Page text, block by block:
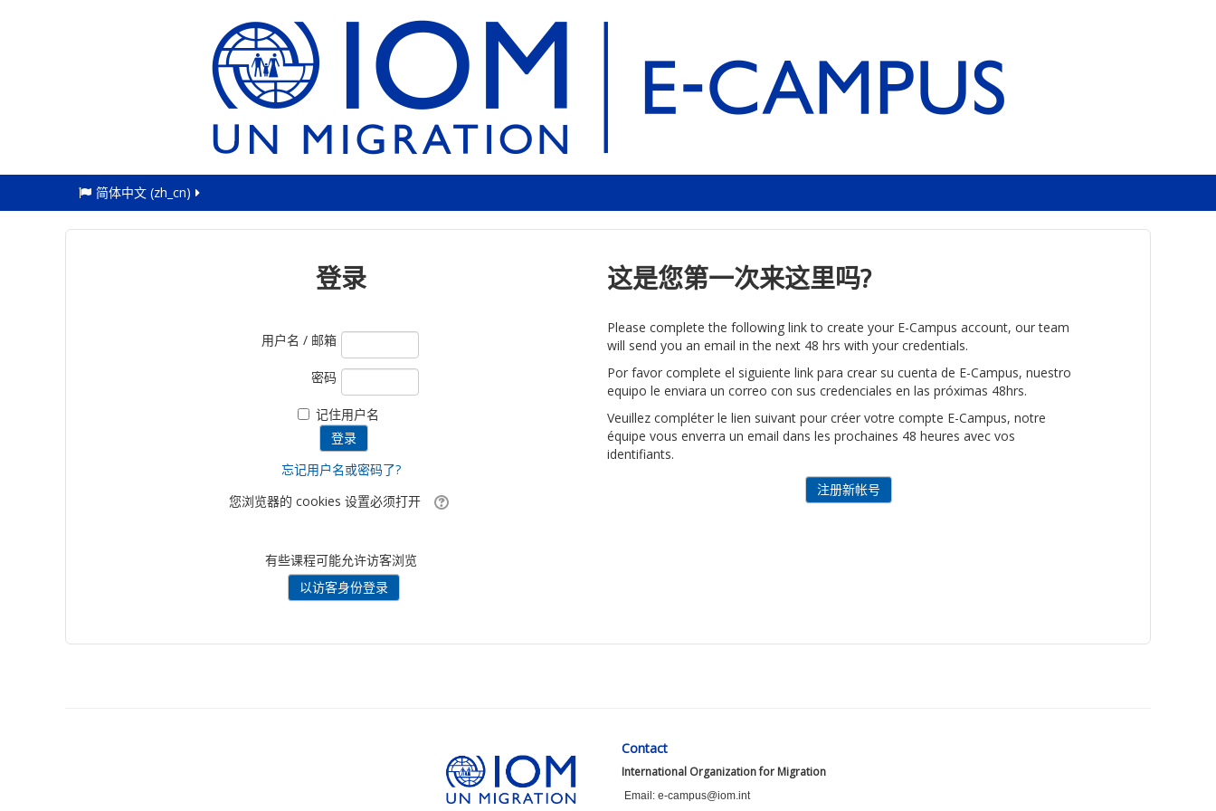
简体中文 ‎(zh_cn)‎
登录
用户名 / 邮箱
密码
记住用户名
忘记用户名或密码了?
您浏览器的 cookies 设置必须打开
有些课程可能允许访客浏览
这是您第一次来这里吗?
Please complete the following link to create your E-Campus account, our team
will send you an email in the next 48 hrs with your credentials.
Por favor complete el siguiente link para crear su cuenta de E-Campus, nuestro
equipo le enviara un correo con sus credenciales en las próximas 48hrs.
Veuillez compléter le lien suivant pour créer votre compte E-Campus, notre
équipe vous enverra un email dans les prochaines 48 heures avec vos
identifiants.
Contact
International Organization for Migration
Email: e-campus@iom.int